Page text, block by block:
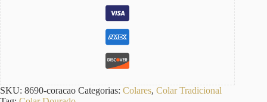
SKU: 8690-coracao Categorias: Colares, Colar Tradicional